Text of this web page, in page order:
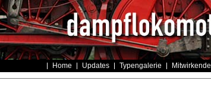
Home Updates Typengalerie Mitwirkende